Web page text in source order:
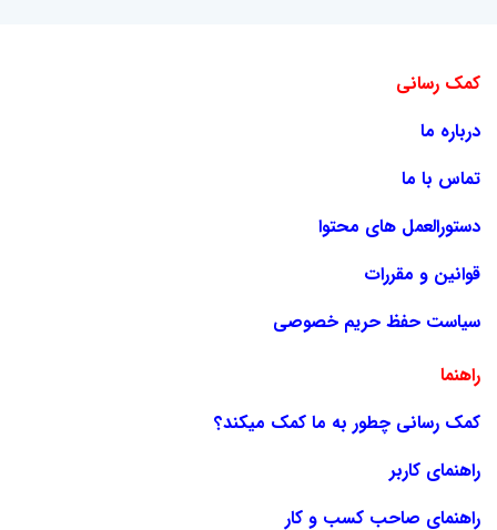
کمک رسانی
درباره ما
تماس با ما
دستورالعمل های محتوا
قوانین و مقررات
سیاست حفظ حریم خصوصی
راهنما
کمک رسانی چطور به ما کمک میکند؟
راهنمای کاربر
راهنمای صاحب کسب و کار